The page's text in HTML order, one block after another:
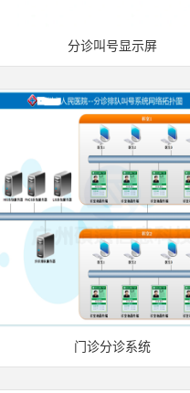
分诊叫号显示屏
门诊分诊系统